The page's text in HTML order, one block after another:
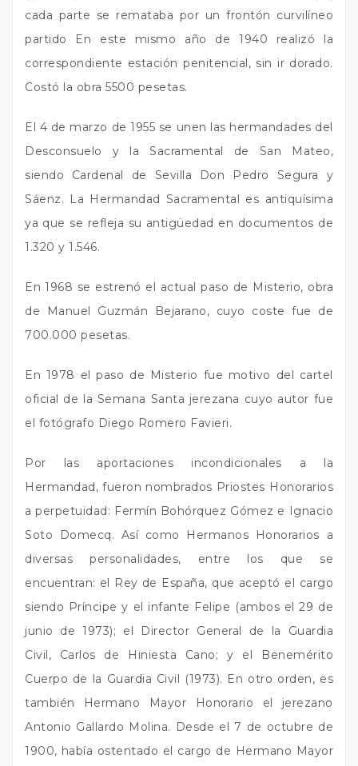
cada parte se remataba por un frontón curvilíneo
partido En este mismo año de 1940 realizó la
correspondiente estación penitencial, sin ir dorado.
Costó la obra 5500 pesetas.
El 4 de marzo de 1955 se unen las hermandades del
Desconsuelo y la Sacramental de San Mateo,
siendo Cardenal de Sevilla Don Pedro Segura y
Sáenz. La Hermandad Sacramental es antiquísima
ya que se refleja su antigüedad en documentos de
1.320 y 1.546.
En 1968 se estrenó el actual paso de Misterio, obra
de Manuel Guzmán Bejarano, cuyo coste fue de
700.000 pesetas.
En 1978 el paso de Misterio fue motivo del cartel
oficial de la Semana Santa jerezana cuyo autor fue
el fotógrafo Diego Romero Favieri.
Por las aportaciones incondicionales a la
Hermandad, fueron nombrados Priostes Honorarios
a perpetuidad: Fermín Bohórquez Gómez e Ignacio
Soto Domecq. Así como Hermanos Honorarios a
diversas personalidades, entre los que se
encuentran: el Rey de España, que aceptó el cargo
siendo Príncipe y el infante Felipe (ambos el 29 de
junio de 1973); el Director General de la Guardia
Civil, Carlos de Hiniesta Cano; y el Benemérito
Cuerpo de la Guardia Civil (1973). En otro orden, es
también Hermano Mayor Honorario el jerezano
Antonio Gallardo Molina. Desde el 7 de octubre de
1900, había ostentado el cargo de Hermano Mayor